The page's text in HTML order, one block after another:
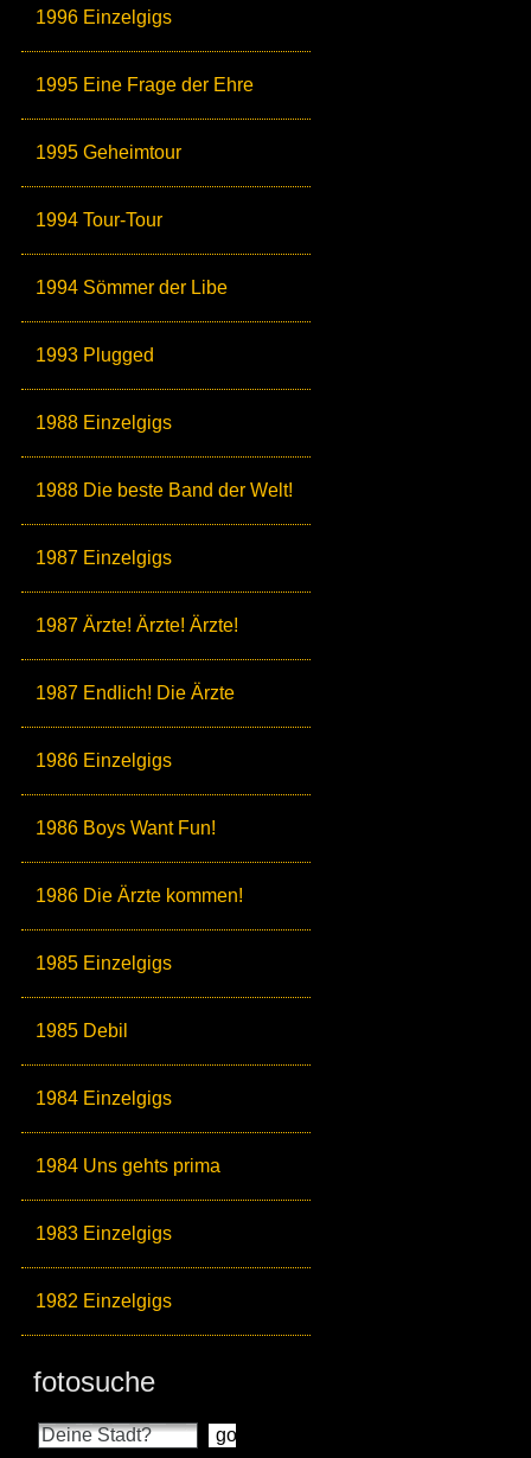
1996 Einzelgigs
1995 Eine Frage der Ehre
1995 Geheimtour
1994 Tour-Tour
1994 Sömmer der Libe
1993 Plugged
1988 Einzelgigs
1988 Die beste Band der Welt!
1987 Einzelgigs
1987 Ärzte! Ärzte! Ärzte!
1987 Endlich! Die Ärzte
1986 Einzelgigs
1986 Boys Want Fun!
1986 Die Ärzte kommen!
1985 Einzelgigs
1985 Debil
1984 Einzelgigs
1984 Uns gehts prima
1983 Einzelgigs
1982 Einzelgigs
fotosuche